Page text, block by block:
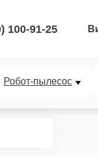
100-91-25
Робот-пылесос